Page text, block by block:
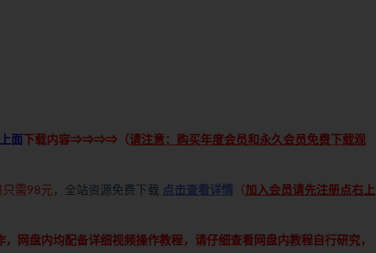
面 下载内容⇒⇒⇒⇒（请注意：购买年度会员和永久会员免费下载观
只需98元 ，全站资源免费下载 点击查看详情 （ 加入会员请先注册点右上
网盘内均配备详细视频操作教程，请仔细查看网盘内教程自行研究，